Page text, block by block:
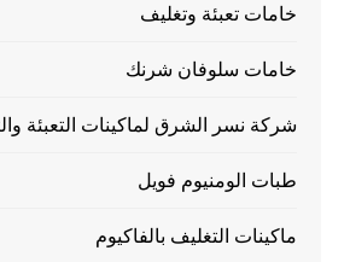
خامات تعبئة وتغليف
خامات سلوفان شرنك
شركة نسر الشرق لماكينات التعبئة
طبات الومنيوم فويل
ماكينات التغليف بالفاكيوم